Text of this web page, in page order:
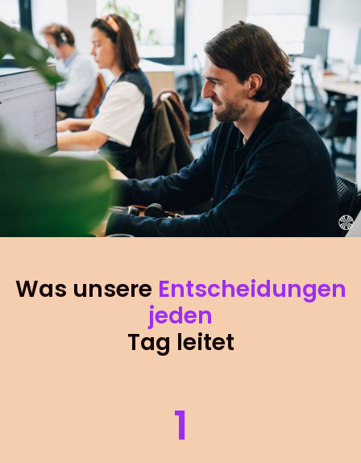
Was unsere Entscheidungen
jeden
Tag leitet
1